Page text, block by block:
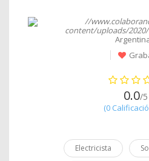
0.0/5
(0
Electricista